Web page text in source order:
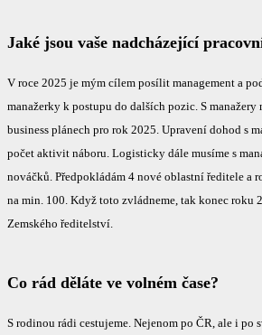
Jaké jsou vaše nadcházející
V roce 2025 je mým cílem posílit management a
manažerky k postupu do dalších pozic. S manažery
business plánech pro rok 2025. Upravení dohod s
počet aktivit náboru. Logisticky dále musíme s
nováčků. Předpokládám 4 nové oblastní ředitele a
na min. 100. Když toto zvládneme, tak konec roku
Zemského ředitelství.
Co rád děláte ve volném čase?
S rodinou rádi cestujeme. Nejenom po ČR, ale i po